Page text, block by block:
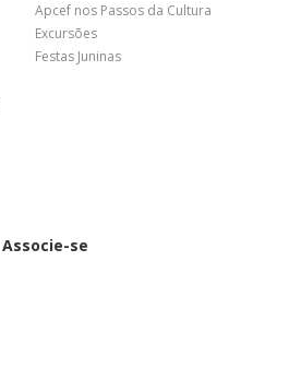
Apcef nos Passos da Cultura
Excursões
Festas Juninas
Associe-se